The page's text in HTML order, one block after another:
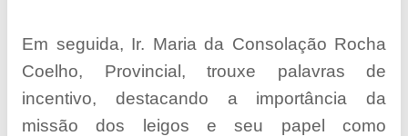
Em seguida, Ir. Maria da Consolação Rocha
Coelho, Provincial, trouxe palavras de
incentivo, destacando a importância da
missão dos leigos e seu papel como